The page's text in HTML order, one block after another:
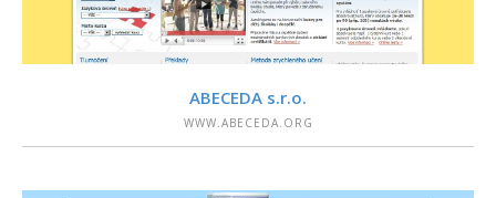
PODROBNOSTI
ABECEDA s.r.o.
WWW.ABECEDA.ORG